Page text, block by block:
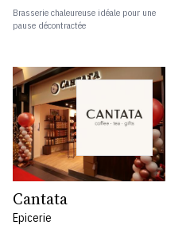
Brasserie chaleureuse idéale pour une
pause décontractée
Cantata
Epicerie